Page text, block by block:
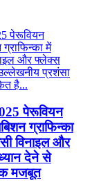
पेरूवियन
ग्राफिन्का
विनाइल और
देने से
मजबूत